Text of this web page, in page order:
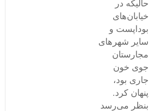
حالیکه در
خیابان‌های
بوداپست و
سایر شهرهای
مجارستان
جوی خون
جاری بود،
پنهان کرد.
بنظر می‌رسد